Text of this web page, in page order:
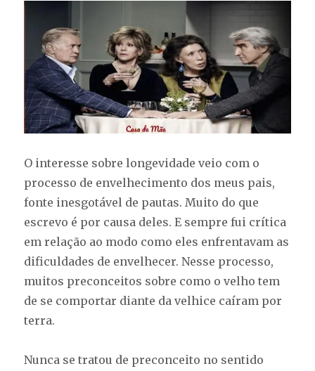
O interesse sobre longevidade veio com o
processo de envelhecimento dos meus pais,
fonte inesgotável de pautas. Muito do que
escrevo é por causa deles. E sempre fui crítica
em relação ao modo como eles enfrentavam as
dificuldades de envelhecer. Nesse processo,
muitos preconceitos sobre como o velho tem
de se comportar diante da velhice caíram por
terra.
Nunca se tratou de preconceito no sentido